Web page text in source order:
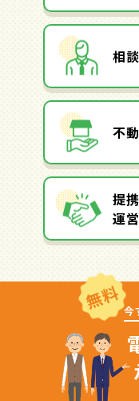
相
不
提
運
無料 今